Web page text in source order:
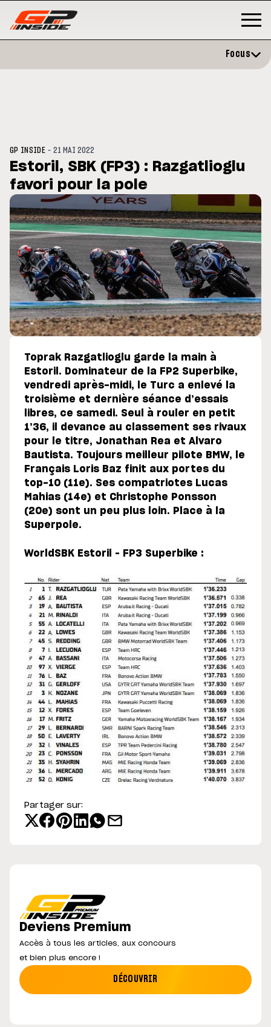
: Horaires et
du GP de Grande-
MOTO GP
Zarco évite l'opération et vise
retour en septembre
Focus
GP INSIDE -21 MAI 2022
Estoril, SBK (FP3) : Razgatlioglu
favori pour la pole
Toprak Razgatlioglu garde la main à
Estoril. Dominateur de la FP2 Superbike,
vendredi après-midi, le Turc a enlevé la
troisième et dernière séance d’essais
libres, ce samedi. Seul à rouler en petit
1’36, il devance au classement ses rivaux
pour le titre, Jonathan Rea et Alvaro
Bautista. Toujours meilleur pilote BMW, le
Français Loris Baz finit aux portes du
top-10 (11e). Ses compatriotes Lucas
Mahias (14e) et Christophe Ponsson
(20e) sont un peu plus loin. Place à la
Superpole.
WorldSBK Estoril – FP3 Superbike :
Partager sur:
Deviens Premium
Accès à tous les articles, aux concours
et bien plus encore !
DÉCOUVRIR